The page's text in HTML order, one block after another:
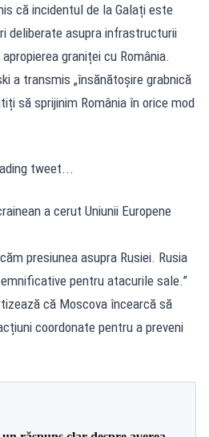
că incidentul de la Galați este
deliberate asupra infrastructurii
graniței cu România.
a transmis „însănătoșire grabnică
să sprijinim România în orice mod
tweet...
a cerut Uniunii Europene
presiunea asupra Rusiei. Rusia
pentru atacurile sale.”
că Moscova încearcă să
coordonate pentru a preveni